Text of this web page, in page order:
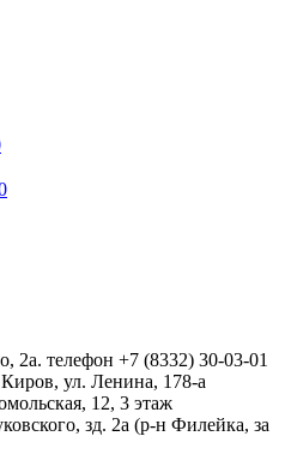
2а. телефон +7 (8332) 30-03-01
ул. Ленина, 178-а
12, 3 этаж
зд. 2а (р-н Филейка, за